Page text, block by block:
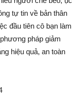
tự tin về bản thân
đầu tiên cô bạn làm
pháp giảm
hiệu quả, an toàn